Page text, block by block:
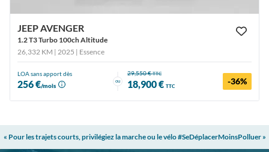
JEEP AVENGER
1.2 T3 Turbo 100ch Altitude
26,332 KM | 2025 | Essence
LOA sans apport dès
256 €/mois
ou
29,550 €TTC
18,900 € TTC -36%
« Pour les trajets courts, privilégiez la marche ou le vélo #SeDéplacerMoinsPolluer »